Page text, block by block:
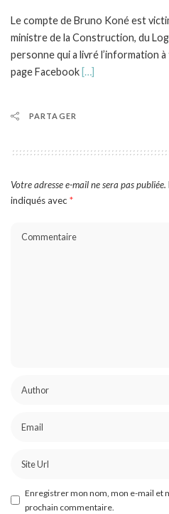
Le compte de Bruno Koné est
ministre de la Construction, du
personne qui a livré l’information
page Facebook […]
PARTAGER
Votre adresse e-mail ne sera pas publiée.
indiqués avec *
Enregistrer mon nom, mon e-mail et
prochain commentaire.